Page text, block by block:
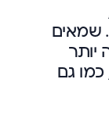
שמאים
יותר
גם